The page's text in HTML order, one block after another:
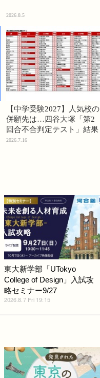
2026.8.5
【中学受験2027】人気校の
併願先は…四谷大塚「第2
回合不合判定テスト」結果
2026.7.16
東大新学部「UTokyo
College of Design」入試攻
略セミナー9/27
2026.8.7 Fri 19:15